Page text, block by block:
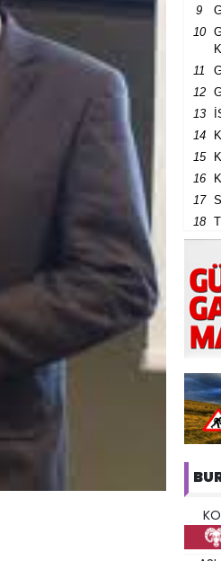
9
10
11
12
13
14
15
16
17
18